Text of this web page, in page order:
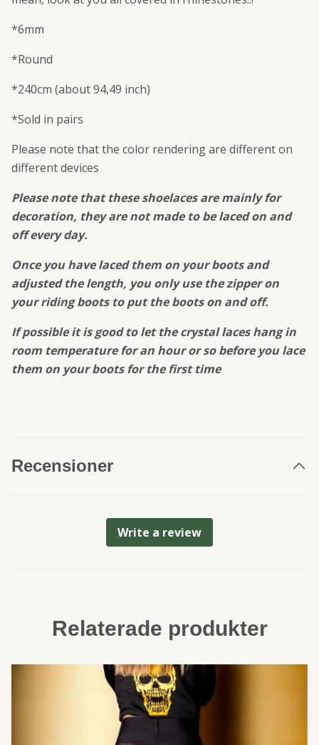
*6mm
*Round
*240cm (about 94,49 inch)
*Sold in pairs
Please note that the color rendering are different on
different devices
Please note that these shoelaces are mainly for
decoration, they are not made to be laced on and
off every day.
Once you have laced them on your boots and
adjusted the length, you only use the zipper on
your riding boots to put the boots on and off.
If possible it is good to let the crystal laces hang in
room temperature for an hour or so before you lace
them on your boots for the first time
Recensioner
Write a review
Relaterade produkter